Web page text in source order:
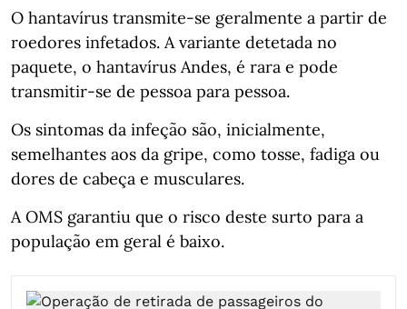
O hantavírus transmite-se geralmente a partir de
roedores infetados. A variante detetada no
paquete, o hantavírus Andes, é rara e pode
transmitir-se de pessoa para pessoa.
Os sintomas da infeção são, inicialmente,
semelhantes aos da gripe, como tosse, fadiga ou
dores de cabeça e musculares.
A OMS garantiu que o risco deste surto para a
população em geral é baixo.